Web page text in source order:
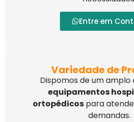
Entre em
Variedade de
Dispomos de um
equipamentos
ortopédicos para
demandas.